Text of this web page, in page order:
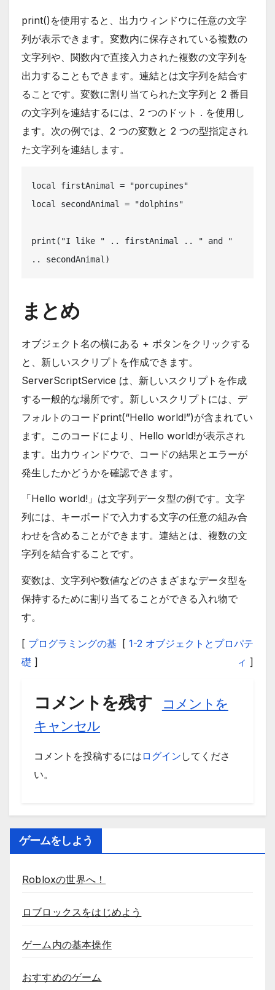
print()を使用すると、出力ウィンドウに任意の文字
列が表示できます。変数内に保存されている複数の
文字列や、関数内で直接入力された複数の文字列を
出力することもできます。連結とは文字列を結合す
ることです。変数に割り当てられた文字列と 2 番目
の文字列を連結するには、2 つのドット . を使用し
ます。次の例では、2 つの変数と 2 つの型指定され
た文字列を連結します。
local firstAnimal = "porcupines"
local secondAnimal = "dolphins"
print("I like " .. firstAnimal .. " and "
.. secondAnimal)
まとめ
オブジェクト名の横にある + ボタンをクリックする
と、新しいスクリプトを作成できます。
ServerScriptService は、新しいスクリプトを作成
する一般的な場所です。新しいスクリプトには、デ
フォルトのコードprint(“Hello world!”)が含まれてい
ます。このコードにより、Hello world!が表示され
ます。出力ウィンドウで、コードの結果とエラーが
発生したかどうかを確認できます。
「Hello world!」は文字列データ型の例です。文字
列には、キーボードで入力する文字の任意の組み合
わせを含めることができます。連結とは、複数の文
字列を結合することです。
変数は、文字列や数値などのさまざまなデータ型を
保持するために割り当てることができる入れ物で
す。
[ プログラミングの基
礎 ]
[ 1-2 オブジェクトとプロパテ
ィ ]
コメントを残す
コメントを
キャンセル
コメントを投稿するには ログイン してくださ
い。
ゲームをしよう
Robloxの世界へ！
ロブロックスをはじめよう
ゲーム内の基本操作
おすすめのゲーム